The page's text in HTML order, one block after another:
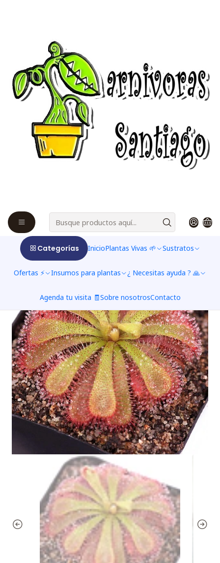
Categorías InicioPlantas Vivas 🌱 Sustratos
Ofertas ⚡ Insumos para plantas ¿ Necesitas ayuda ? 🙏
Agenda tu visita 🧾Sobre nosotrosContacto